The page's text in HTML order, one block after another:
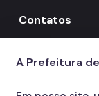
Contatos
156
A Prefeitura